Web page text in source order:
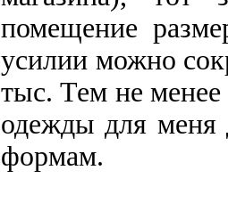
помещение
усилии можно
тыс. Тем не
одежды для меня
формам.